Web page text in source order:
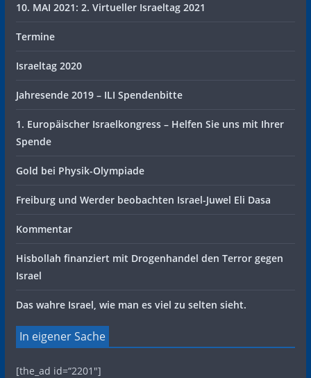
10. MAI 2021: 2. Virtueller Israeltag 2021
Termine
Israeltag 2020
Jahresende 2019 – ILI Spendenbitte
1. Europäischer Israelkongress – Helfen Sie uns mit Ihrer
Spende
Gold bei Physik-Olympiade
Freiburg und Werder beobachten Israel-Juwel Eli Dasa
Kommentar
Hisbollah finanziert mit Drogenhandel den Terror gegen
Israel
Das wahre Israel, wie man es viel zu selten sieht.
In eigener Sache
[the_ad id=“2201″]